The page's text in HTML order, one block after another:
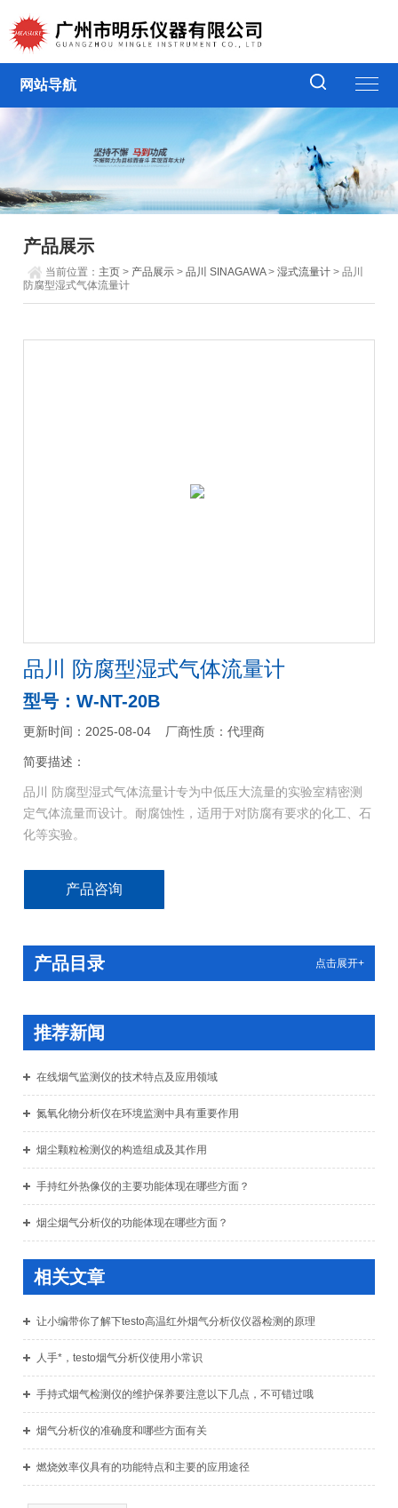
网站导航
产品展示
当前位置： 主页 > 产品展示 >品川 SINAGAWA>湿式流量计 > 品川
防腐型湿式气体流量计
品川 防腐型湿式气体流量计
型号：W-NT-20B
更新时间：2025-08-04 厂商性质：代理商
简要描述：
品川 防腐型湿式气体流量计专为中低压大流量的实验室精密测
定气体流量而设计。耐腐蚀性，适用于对防腐有要求的化工、石
化等实验。
产品咨询
产品目录 点击展开+
推荐新闻
在线烟气监测仪的技术特点及应用领域
氮氧化物分析仪在环境监测中具有重要作用
烟尘颗粒检测仪的构造组成及其作用
手持红外热像仪的主要功能体现在哪些方面？
烟尘烟气分析仪的功能体现在哪些方面？
相关文章
让小编带你了解下testo高温红外烟气分析仪仪器检测的原理
人手*，testo烟气分析仪使用小常识
手持式烟气检测仪的维护保养要注意以下几点，不可错过哦
烟气分析仪的准确度和哪些方面有关
燃烧效率仪具有的功能特点和主要的应用途径